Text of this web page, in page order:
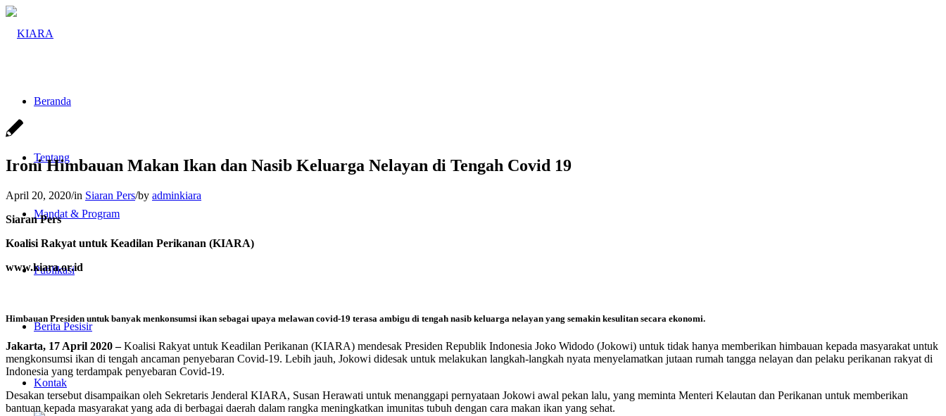
Beranda
Tentang
Mandat & Program
Publikasi
Berita Pesisir
Kontak
Ironi Himbauan Makan Ikan dan Nasib Keluarga Nelayan di Tengah Covid 19
April 20, 2020/in Siaran Pers/by adminkiara
Siaran Pers
Koalisi Rakyat untuk Keadilan Perikanan (KIARA)
www.kiara.or.id
Himbauan Presiden untuk banyak menkonsumsi ikan sebagai upaya melawan covid-19 terasa ambigu di tengah nasib keluarga nelayan yang semakin kesulitan secara ekonomi.
Jakarta, 17 April 2020 –Koalisi Rakyat untuk Keadilan Perikanan (KIARA) mendesak Presiden Republik Indonesia Joko Widodo (Jokowi) untuk tidak hanya memberikan himbauan kepada masyarakat untuk
mengkonsumsi ikan di tengah ancaman penyebaran Covid-19. Lebih jauh, Jokowi didesak untuk melakukan langkah-langkah nyata menyelamatkan jutaan rumah tangga nelayan dan pelaku perikanan rakyat di
Indonesia yang terdampak penyebaran Covid-19.
Desakan tersebut disampaikan oleh Sekretaris Jenderal KIARA, Susan Herawati untuk menanggapi pernyataan Jokowi awal pekan lalu, yang meminta Menteri Kelautan dan Perikanan untuk memberikan
bantuan kepada masyarakat yang ada di berbagai daerah dalam rangka meningkatkan imunitas tubuh dengan cara makan ikan yang sehat.